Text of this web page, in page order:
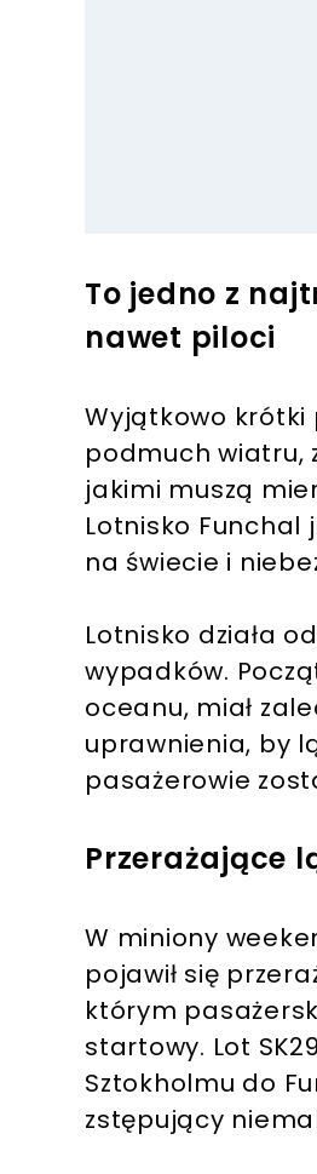
To jedno z
nawet piloci
Wyjątkowo krótki
podmuch wiatru,
jakimi muszą
Lotnisko Funchal
na świecie i
Lotnisko działa
wypadków.
oceanu, miał
uprawnienia, by
pasażerowie
Przerażające
W miniony
pojawił się
którym
startowy. Lot
Sztokholmu do
zstępujący